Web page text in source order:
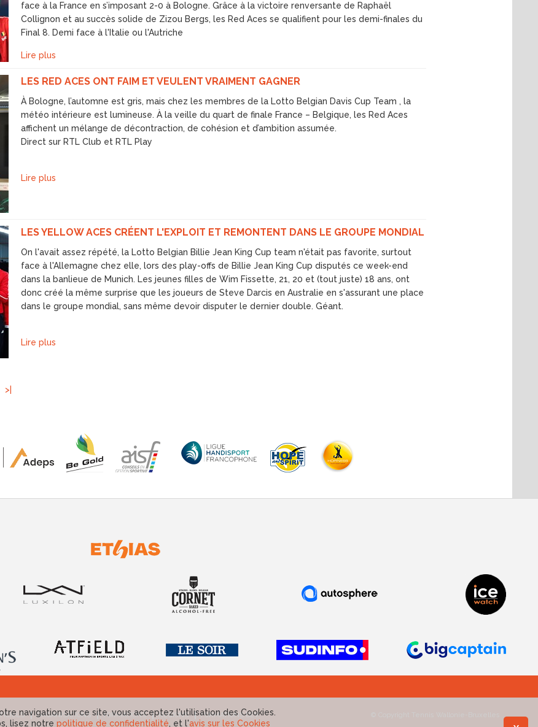
face à la France en s’imposant 2-0 à Bologne. Grâce à la victoire renversante de Raphaël
Collignon et au succès solide de Zizou Bergs, les Red Aces se qualifient pour les demi-finales du
Final 8. Demi face à l'Italie ou l'Autriche
Lire plus
LES RED ACES ONT FAIM ET VEULENT VRAIMENT GAGNER
À Bologne, l’automne est gris, mais chez les membres de la Lotto Belgian Davis Cup Team , la
météo intérieure est lumineuse. À la veille du quart de finale France – Belgique, les Red Aces
affichent un mélange de décontraction, de cohésion et d’ambition assumée.
Direct sur RTL Club et RTL Play
Lire plus
LES YELLOW ACES CRÉENT L'EXPLOIT ET REMONTENT DANS LE GROUPE MONDIAL
On l'avait assez répété, la Lotto Belgian Billie Jean King Cup team n'était pas favorite, surtout
face à l'Allemagne chez elle, lors des play-offs de Billie Jean King Cup disputés ce week-end
dans la banlieue de Munich. Les jeunes filles de Wim Fissette, 21, 20 et (tout juste) 18 ans, ont
donc créé la même surprise que les joueurs de Steve Darcis en Australie en s'assurant une place
dans le groupe mondial, sans même devoir disputer le dernier double. Géant.
Lire plus
>|
ORGANISATIONS FORMATIONS RÉGIONS FORMATIONS DEV
navigation sur ce site, vous acceptez l'utilisation des Cookies.
lisez notre politique de confidentialité , et l'avis sur les Cookies